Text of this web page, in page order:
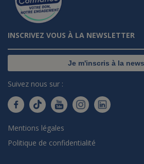
INSCRIVEZ VOUS À LA NEWSLETTER
Je m'inscris à la
Suivez nous sur :
Mentions légales
Politique de confidentialité